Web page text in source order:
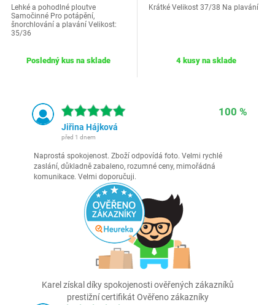
Lehké a pohodlné ploutve
Samočinné Pro potápění,
šnorchlování a plavání Velikost:
35/36
Posledný kus na sklade
Krátké Velikost 37/38 Na plavání
4 kusy na sklade
100 %
Jiřina Hájková
před 1 dnem
Naprostá spokojenost. Zboží odpovídá foto. Velmi rychlé
zaslání, důkladně zabaleno, rozumné ceny, mimořádná
komunikace. Velmi doporučuji.
Karel získal díky spokojenosti ověřených zákazníků
prestižní certifikát Ověřeno zákazníky